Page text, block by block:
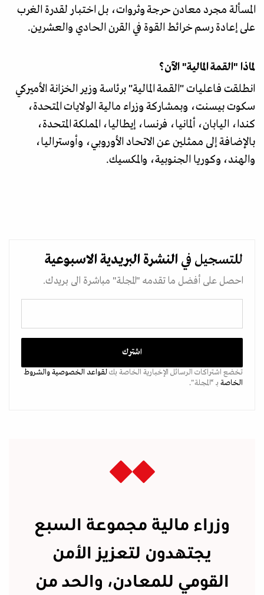
المسألة مجرد معادن حرجة وثروات، بل اختبار لقدرة الغرب
على إعادة رسم خرائط القوة في القرن الحادي والعشرين.
لماذا "القمة المالية" الآن؟
انطلقت فاعليات "القمة المالية" برئاسة وزير الخزانة الأميركي
سكوت بيسنت، وبمشاركة وزراء مالية الولايات المتحدة،
كندا، اليابان، ألمانيا، فرنسا، إيطاليا، المملكة المتحدة،
بالإضافة إلى ممثلين عن الاتحاد الأوروبي، وأوستراليا،
والهند، وكوريا الجنوبية، والمكسيك.
للتسجيل في النشرة البريدية الاسبوعية
احصل على أفضل ما تقدمه "المجلة" مباشرة الى بريدك.
تخضع اشتراكات الرسائل الإخبارية الخاصة بكلقواعد الخصوصيةوالشروط
الخاصة بـ “المجلة".
وزراء مالية مجموعة السبع
يجتهدون لتعزيز الأمن
القومي للمعادن، والحد من